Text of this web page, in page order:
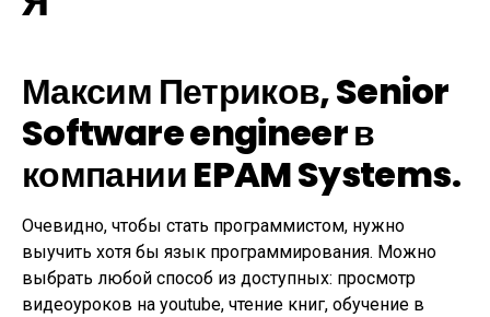
Максим Петриков, Senior
Software engineer в
компании EPAM Systems.
Очевидно, чтобы стать программистом, нужно
выучить хотя бы язык программирования. Можно
выбрать любой способ из доступных: просмотр
видеоуроков на youtube, чтение книг, обучение в